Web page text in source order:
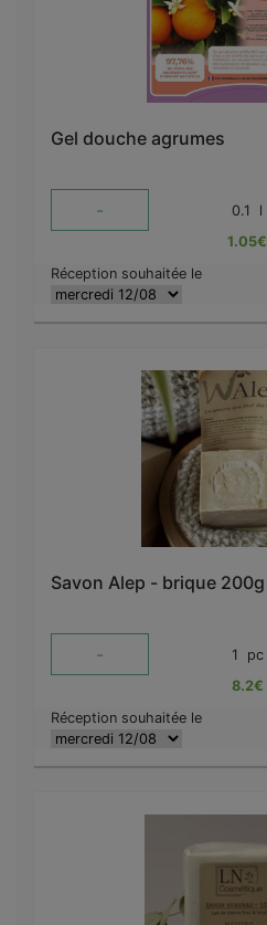
Gel douche agrumes
- 0.1 l
1.05€
Réception souhaitée le
Savon Alep - brique 200g
- 1 pc
8.2€
Réception souhaitée le